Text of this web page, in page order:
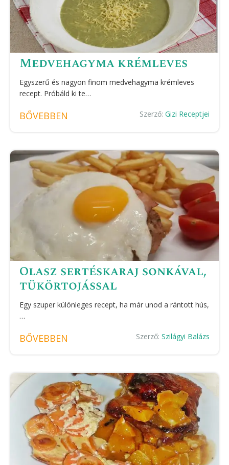
Medvehagyma krémleves
Egyszerű és nagyon finom medvehagyma krémleves
recept. Próbáld ki te…
BŐVEBBEN Szerző: Gizi Receptjei
Olasz sertéskaraj sonkával,
tükörtojással
Egy szuper különleges recept, ha már unod a rántott hús,
…
BŐVEBBEN Szerző: Szilágyi Balázs